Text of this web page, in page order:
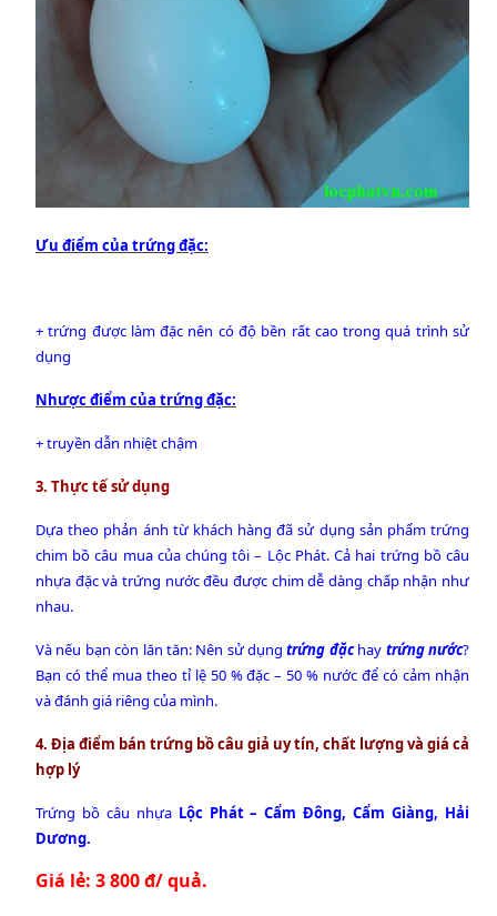
Ưu điểm của trứng đặc:
+ trứng được làm đặc nên có độ bền rất cao trong quá trình sử
dụng
Nhược điểm của trứng đặc:
+ truyền dẫn nhiệt chậm
3. Thực tế sử dụng
Dựa theo phản ánh từ khách hàng đã sử dụng sản phẩm trứng
chim bồ câu mua của chúng tôi – Lộc Phát. Cả hai trứng bồ câu
nhựa đặcvàtrứng nướcđều được chim dễ dàng chấp nhận như
nhau.
Và nếu bạn còn lăn tăn: Nên sử dụngtrứng đặchay trứng nước?
Bạn có thể mua theo tỉ lệ 50 % đặc – 50 % nước để có cảm nhận
và đánh giá riêng của mình.
4. Địa điểm bán trứng bồ câu giả uy tín, chất lượng và giá cả
hợp lý
Trứng bồ câu nhựa Lộc Phát – Cẩm Đông, Cẩm Giàng, Hải
Dương.
Giá lẻ: 3 800 đ/ quả.